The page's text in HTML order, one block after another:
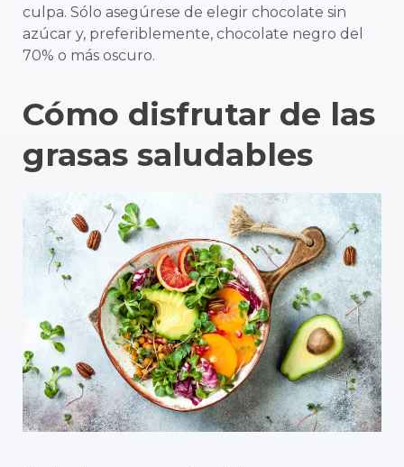
culpa. Sólo asegúrese de elegir chocolate sin
azúcar y, preferiblemente, chocolate negro del
70% o más oscuro.
Cómo disfrutar de las
grasas saludables